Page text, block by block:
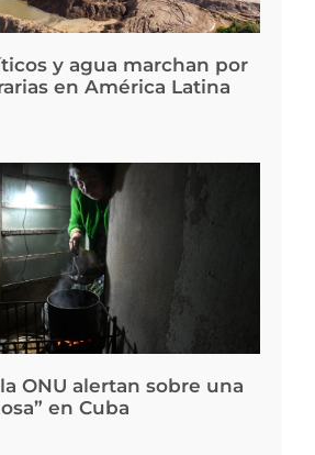
y agua marchan por
en América Latina
ONU alertan sobre una
en Cuba